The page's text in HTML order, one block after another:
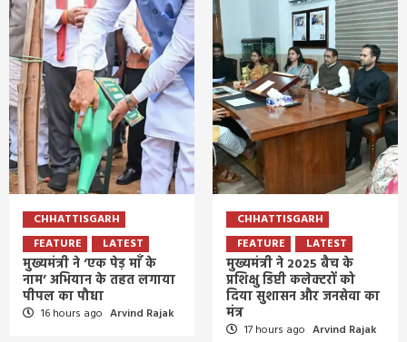
CHHATTISGARH
FEATURE
LATEST
मुख्यमंत्री ने ‘एक पेड़ माँ के
नाम’ अभियान के तहत लगाया
पीपल का पौधा
16 hours ago Arvind Rajak
CHHATTISGARH
FEATURE
LATEST
मुख्यमंत्री ने 2025 बैच के
प्रशिक्षु डिप्टी कलेक्टरों को
दिया सुशासन और जनसेवा का
मंत्र
17 hours ago Arvind Rajak